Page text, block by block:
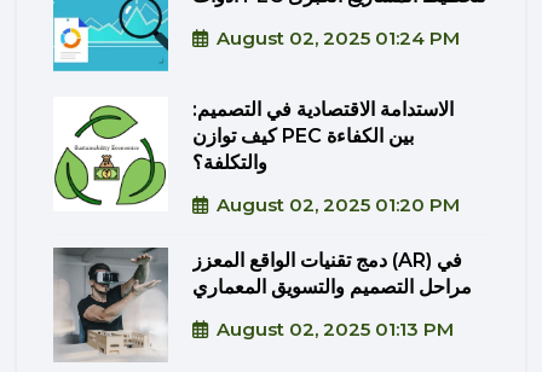
August 02, 2025 01:24 PM
الاستدامة الاقتصادية في التصميم:
كيف توازن PEC بين الكفاءة
والتكلفة؟
August 02, 2025 01:20 PM
دمج تقنيات الواقع المعزز (AR) في
مراحل التصميم والتسويق المعماري
August 02, 2025 01:13 PM